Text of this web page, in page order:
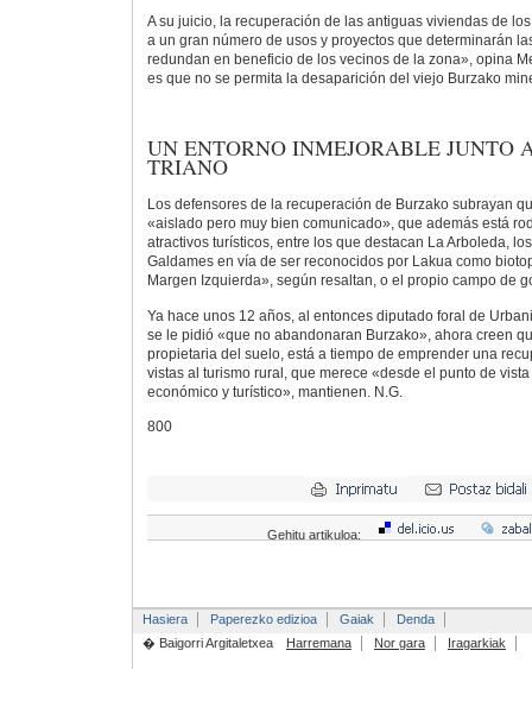
A su juicio, la recuperación de las antiguas viviendas de
a un gran número de usos y proyectos que determinarán
redundan en beneficio de los vecinos de la zona», opina
es que no se permita la desaparición del viejo Burzako
UN ENTORNO INMEJORABLE JUNTO
TRIANO
Los defensores de la recuperación de Burzako subrayan
«aislado pero muy bien comunicado», que además está
atractivos turísticos, entre los que destacan La Arboleda,
Galdames en vía de ser reconocidos por Lakua como
Margen Izquierda», según resaltan, o el propio campo de
Ya hace unos 12 años, al entonces diputado foral de
se le pidió «que no abandonaran Burzako», ahora creen
propietaria del suelo, está a tiempo de emprender una
vistas al turismo rural, que merece «desde el punto de
económico y turístico», mantienen. N.G.
800
Gehitu artikuloa:
Hasiera Paperezko edizioa Gaiak
Denda
� Baigorri Argitaletxea
Harremana Nor gara Iragarkiak